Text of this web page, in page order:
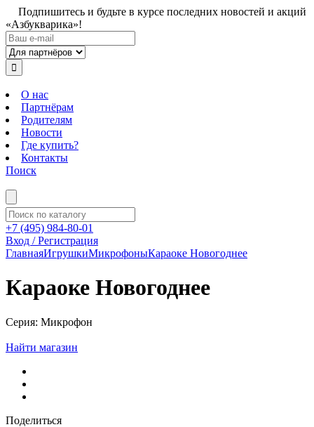
Подпишитесь и будьте в курсе последних новостей и акций
«Азбукварика»!
О нас
Партнёрам
Родителям
Новости
Где купить?
Контакты
Поиск
+7 (495) 984-80-01
Вход / Регистрация
ГлавнаяИгрушкиМикрофоныКараоке Новогоднее
Караоке Новогоднее
Серия: Микрофон
Найти магазин
Поделиться